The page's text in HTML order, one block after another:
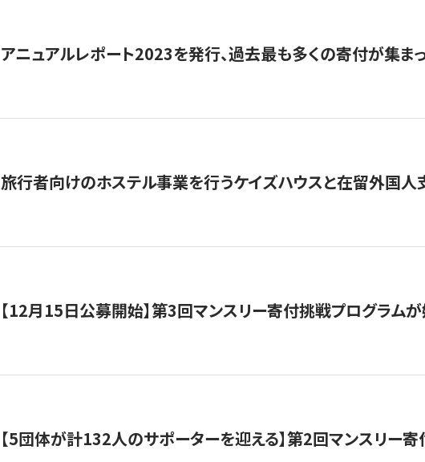
アニュアルレポート2023を発行、過去最も多くの寄付が集ま
旅行者向けのホステル事業を行うケイズハウスと在留外国
【12月15日公募開始】第3回マンスリー寄付挑戦プログラム
【5団体が計132人のサポーターを迎える】第2回マンスリー